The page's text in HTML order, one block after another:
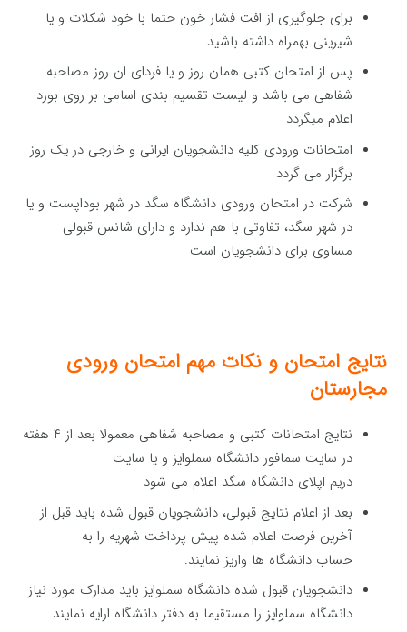
برای جلوگیری از افت فشار خون حتما با خود شکلات و یا
شیرینی بهمراه داشته باشید
پس از امتحان کتبی همان روز و یا فردای ان روز مصاحبه
شفاهی می باشد و لیست تقسیم بندی اسامی بر روی بورد
اعلام میگردد
امتحانات ورودی کلیه دانشجویان ایرانی و خارجی در یک روز
برگزار می گردد
شرکت در امتحان ورودی دانشگاه سگد در شهر بوداپست و یا
در شهر سگد، تفاوتی با هم ندارد و دارای شانس قبولی
مساوی برای دانشجویان است
نتایج امتحان و نکات مهم امتحان ورودی
مجارستان
نتایج امتحانات کتبی و مصاحبه شفاهی معمولا بعد از ۴ هفته
در سایت سمافور دانشگاه سملوایز و یا سایت
دریم اپلای دانشگاه سگد اعلام می شود
بعد از اعلام نتایج قبولی، دانشجویان قبول شده باید قبل از
آخرین فرصت اعلام شده پیش پرداخت شهریه را به
حساب دانشگاه ها واریز نمایند.
دانشجویان قبول شده دانشگاه سملوایز باید مدارک مورد نیاز
دانشگاه سملوایز را مستقیما به دفتر دانشگاه ارایه نمایند